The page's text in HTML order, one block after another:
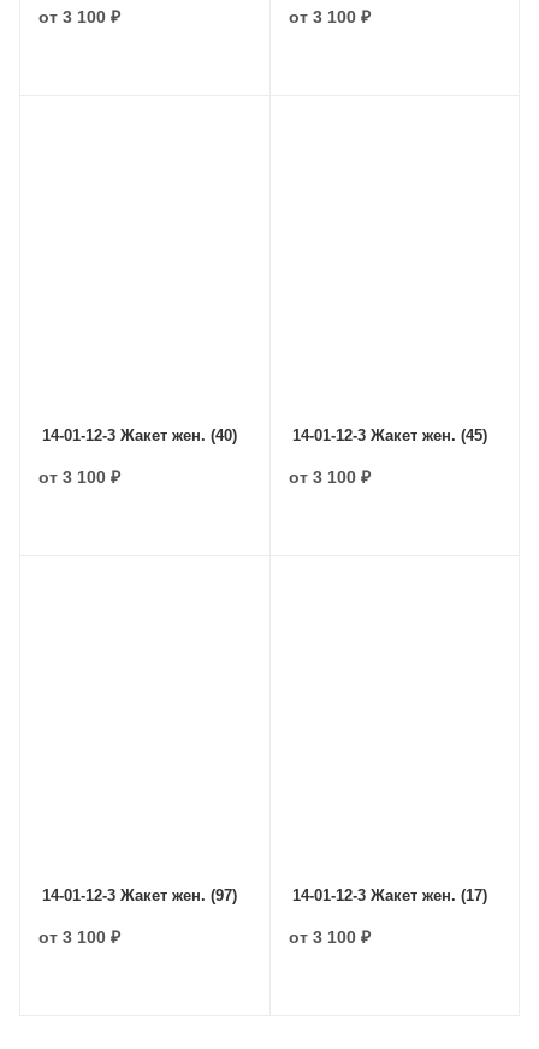
от 3 100 ₽ от 3 100 ₽
14-01-12-3 Жакет жен. (40)
от 3 100 ₽
14-01-12-3 Жакет жен. (45)
от 3 100 ₽
14-01-12-3 Жакет жен. (97)
от 3 100 ₽
14-01-12-3 Жакет жен. (17)
от 3 100 ₽